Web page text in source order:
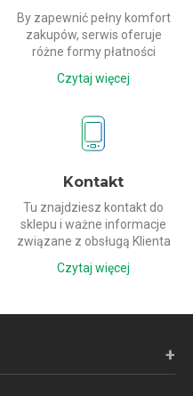
By zapewnić pełny komfort
zakupów, serwis oferuje
różne formy płatności
Czytaj więcej
Kontakt
Tu znajdziesz kontakt do
sklepu i ważne informacje
związane z obsługą Klienta
Czytaj więcej